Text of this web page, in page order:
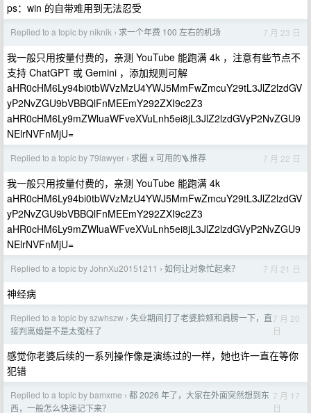
ps：win 的自带难用到无法忍受
Replied to a topic by niknik › 求一个年费 100 左右的机场 7 月 23 日
我一般只用按量付费的，亲测 YouTube 能跑满 4k ，注意有些节点不
支持 ChatGPT 或 Gemini ，添加规则可解
aHR0cHM6Ly94bi0tbWVzMzU4YWJ5MmFwZmcuY29tL3JlZ2lzdGV
yP2NvZGU9bVBBQlFnMEEmY292ZXI9c2Z3
aHR0cHM6Ly9mZWluaWFveXVuLnh5ei8jL3JlZ2lzdGVyP2NvZGU9
NElrNVFnMjU=
Replied to a topic by 79lawyer › 求圈 x 可用的🪜推荐 7 月 22 日
我一般只用按量付费的，亲测 YouTube 能跑满 4k
aHR0cHM6Ly94bi0tbWVzMzU4YWJ5MmFwZmcuY29tL3JlZ2lzdGV
yP2NvZGU9bVBBQlFnMEEmY292ZXI9c2Z3
aHR0cHM6Ly9mZWluaWFveXVuLnh5ei8jL3JlZ2lzdGVyP2NvZGU9
NElrNVFnMjU=
Replied to a topic by JohnXu20151211 › 如何让对象忙起来？ 7 月 21 日
神经病
Replied to a topic by szwhszw › 失业期间打了老婆脸颊和肩膀一下，直
接判离婚是不是太冤枉了
7 月 20
日
感觉你老婆后续的一系列操作像是演练过的一样，她也许一直在等你
犯错
Replied to a topic by bamxme › 都 2026 年了，大家在外面突然想到东
西，一般怎么快速记下来？
7 月 17
日